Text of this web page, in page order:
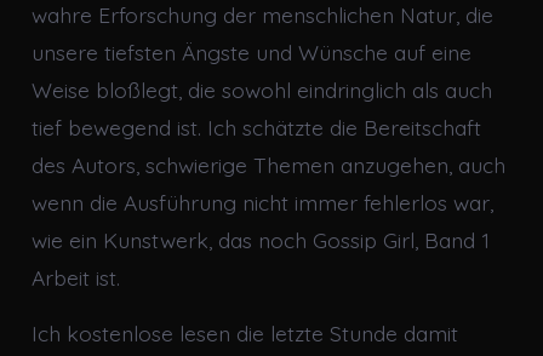
wahre Erforschung der menschlichen Natur, die
unsere tiefsten Ängste und Wünsche auf eine
Weise bloßlegt, die sowohl eindringlich als auch
tief bewegend ist. Ich schätzte die Bereitschaft
des Autors, schwierige Themen anzugehen, auch
wenn die Ausführung nicht immer fehlerlos war,
wie ein Kunstwerk, das noch Gossip Girl, Band 1
Arbeit ist.
Ich kostenlose lesen die letzte Stunde damit